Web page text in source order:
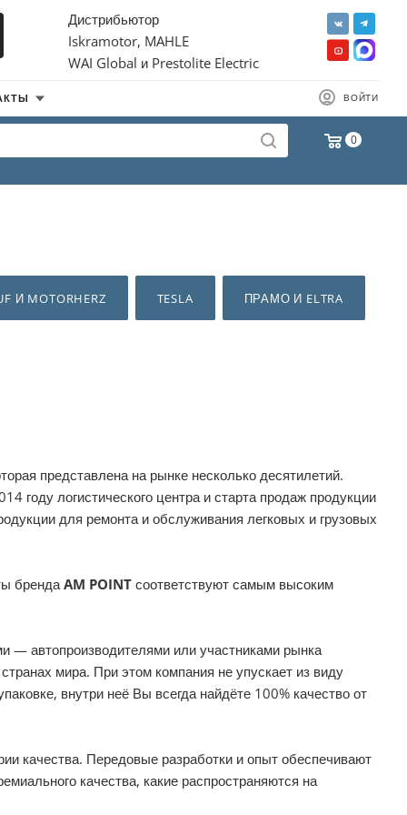
Дистрибьютор
Iskramotor, MAHLE
WAI Global и Prestolite Electric
ВОЙТИ
0
И MOTORHERZ TESLA ПРАМО И ELTRA
представлена на рынке несколько десятилетий.
году логистического центра и старта продаж продукции
для ремонта и обслуживания легковых и грузовых
бренда AM POINT соответствуют самым высоким
— автопроизводителями или участниками рынка
мира. При этом компания не упускает из виду
внутри неё Вы всегда найдёте 100% качество от
качества. Передовые разработки и опыт обеспечивают
качества, какие распространяются на